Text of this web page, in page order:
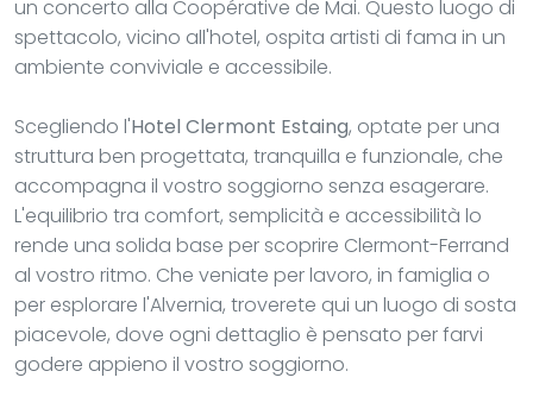
un concerto alla Coopérative de Mai. Questo luogo di
spettacolo, vicino all'hotel, ospita artisti di fama in un
ambiente conviviale e accessibile.
Scegliendo l'Hotel Clermont Estaing, optate per una
struttura ben progettata, tranquilla e funzionale, che
accompagna il vostro soggiorno senza esagerare.
L'equilibrio tra comfort, semplicità e accessibilità lo
rende una solida base per scoprire Clermont-Ferrand
al vostro ritmo. Che veniate per lavoro, in famiglia o
per esplorare l'Alvernia, troverete qui un luogo di sosta
piacevole, dove ogni dettaglio è pensato per farvi
godere appieno il vostro soggiorno.